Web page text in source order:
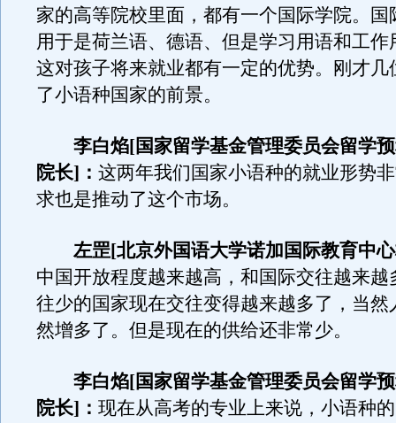
家的高等院校里面，都有一个国际学院。国
用于是荷兰语、德语、但是学习用语和工作
这对孩子将来就业都有一定的优势。刚才几
了小语种国家的前景。
李白焰[国家留学基金管理委员会留学预
院长]： 这两年我们国家小语种的就业形势
求也是推动了这个市场。
左罡[北京外国语大学诺加国际教育中
中国开放程度越来越高，和国际交往越来越
往少的国家现在交往变得越来越多了，当然
然增多了。但是现在的供给还非常少。
李白焰[国家留学基金管理委员会留学预
院长]： 现在从高考的专业上来说，小语种